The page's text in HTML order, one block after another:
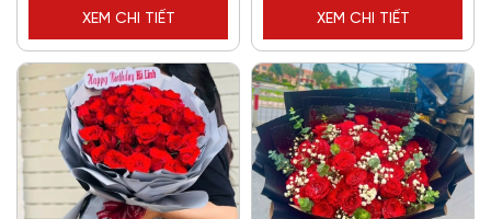
XEM CHI TIẾT XEM CHI TIẾT